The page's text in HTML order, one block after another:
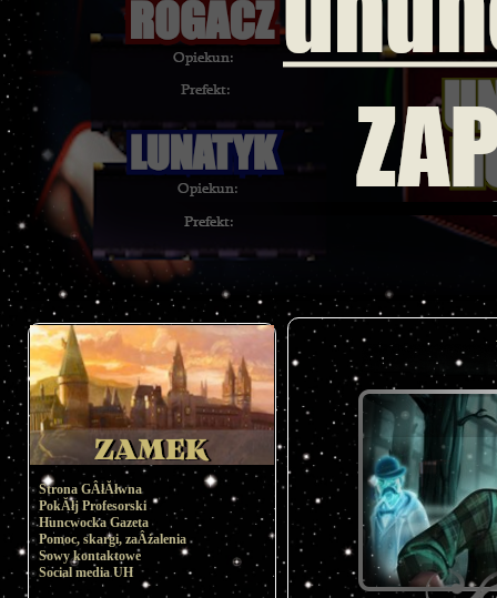
Strona GÂłĂłwna
PokĂłj Profesorski
Huncwocka Gazeta
Pomoc, skargi, zaÂżalenia
Sowy kontaktowe
Social media UH